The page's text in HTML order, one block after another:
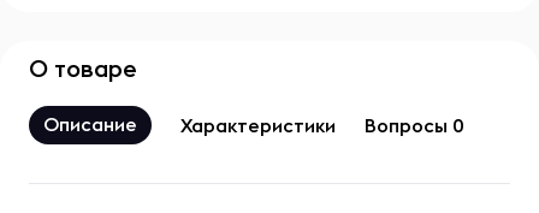
О товаре
Описание Характеристики Вопросы 0